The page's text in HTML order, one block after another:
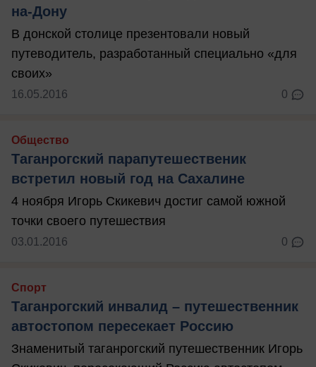
на-Дону
В донской столице презентовали новый
путеводитель, разработанный специально «для
своих»
16.05.2016 0
Общество
Таганрогский парапутешественик
встретил новый год на Сахалине
4 ноября Игорь Скикевич достиг самой южной
точки своего путешествия
03.01.2016 0
Спорт
Таганрогский инвалид – путешественник
автостопом пересекает Россию
Знаменитый таганрогский путешественник Игорь